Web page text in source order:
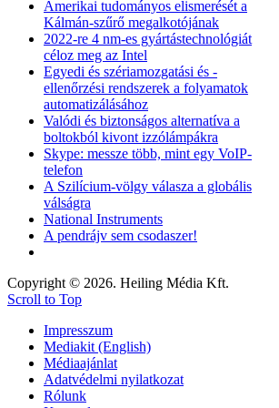
Amerikai tudományos elismerését a
Kálmán-szűrő megalkotójának
2022-re 4 nm-es gyártástechnológiát
céloz meg az Intel
Egyedi és szériamozgatási és -
ellenőrzési rendszerek a folyamatok
automatizálásához
Valódi és biztonságos alternatíva a
boltokból kivont izzólámpákra
Skype: messze több, mint egy VoIP-
telefon
A Szilícium-völgy válasza a globális
válságra
National Instruments
A pendrájv sem csodaszer!
Copyright © 2026. Heiling Média Kft.
Scroll to Top
Impresszum
Mediakit (English)
Médiaajánlat
Adatvédelmi nyilatkozat
Rólunk